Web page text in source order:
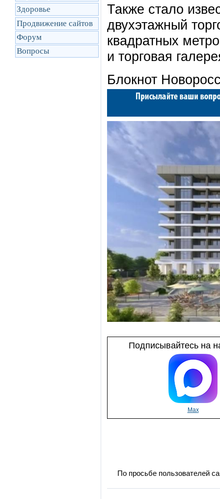
Здоровье
Продвижение сайтов
Форум
Вопросы
Также стало
двухэтажный
квадратных
и торговая
Блокнот
Подписывайтесь на
Max
По просьбе пользователей